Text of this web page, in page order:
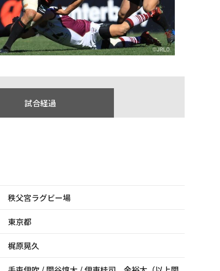
試合経過
秩父宮ラグビー場
東京都
梶原晃久